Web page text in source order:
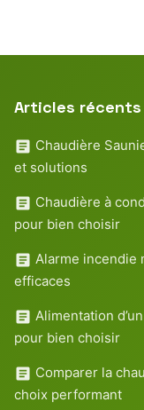
Articles récents
Chaudière
et solutions
Chaudière à
pour bien choisir
Alarme incendie
efficaces
Alimentation
pour bien choisir
Comparer la
choix performant